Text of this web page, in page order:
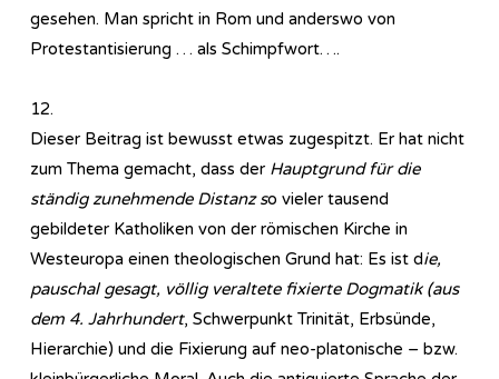
gesehen. Man spricht in Rom und anderswo von
Protestantisierung … als Schimpfwort….
12.
Dieser Beitrag ist bewusst etwas zugespitzt. Er hat nicht
zum Thema gemacht, dass der Hauptgrund für die
ständig zunehmende Distanz so vieler tausend
gebildeter Katholiken von der römischen Kirche in
Westeuropa einen theologischen Grund hat: Es ist die,
pauschal gesagt, völlig veraltete fixierte Dogmatik (aus
dem 4. Jahrhundert, Schwerpunkt Trinität, Erbsünde,
Hierarchie) und die Fixierung auf neo-platonische – bzw.